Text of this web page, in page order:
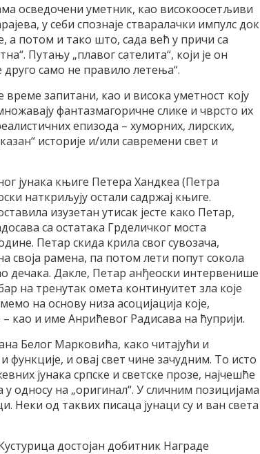
осведочени уметник, као високоосетљиви
у себи спознаје стваралачки импулс док
а потом и тако што, сада већ у причи са
Путању „плавог сателита“, који је он
друго само не правило летења“.
запитани, као и висока уметност коју
фантазмагоричне слике и чврсто их
епизода – хуморних, лирских,
историје и/или савремени свет и
јунака књиге Петера Хандкеа (Петра
наткриљују остали садржај књиге.
изузетан утисак јесте како Петар,
са остатака Грделичког моста
Петар скида крила свог сувозача,
своја рамена, па потом лети попут сокола
дечака. Дакле, Петар анђеоски интервенише
на тренутак омета континуитет зла које
на основу низа асоцијација које,
као и име Анрићевог Радисава на ћуприји.
Белог Марковића, како читајући и
функције, и овај свет чине зачудним. То исто
јунака српске и светске прозе, најчешће
на „оригинал“. У сличним позицијама
Неки од таквих писаца јунаци су и ван света
достојан добитник Награде